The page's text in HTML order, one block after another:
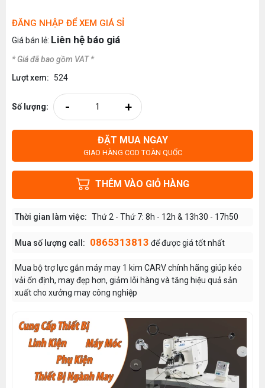
ĐĂNG NHẬP ĐỂ XEM GIÁ SỈ
Giá bán lẻ: Liên hệ báo giá
* Giá đã bao gồm VAT *
Lượt xem:
524
Số lượng: - +
ĐẶT MUA NGAY
GIAO HÀNG COD TOÀN QUỐC
THÊM VÀO GIỎ HÀNG
Thời gian làm việc: Thứ 2 - Thứ 7: 8h - 12h & 13h30 - 17h50
Mua số lượng call: 0865313813 để được giá tốt nhất
Mua bộ trợ lực gắn máy may 1 kim CARV chính hãng giúp kéo
vải ổn định, may đẹp hơn, giảm lỗi hàng và tăng hiệu quả sản
xuất cho xưởng may công nghiệp